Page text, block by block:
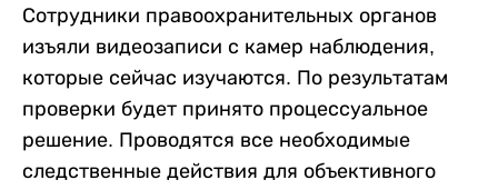
Сотрудники правоохранительных органов
изъяли видеозаписи с камер наблюдения,
которые сейчас изучаются. По результатам
проверки будет принято процессуальное
решение. Проводятся все необходимые
следственные действия для объективного